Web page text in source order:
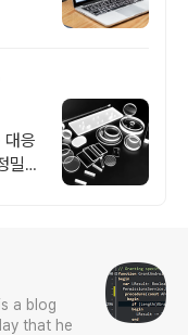
대응
밀한
a blog
that he